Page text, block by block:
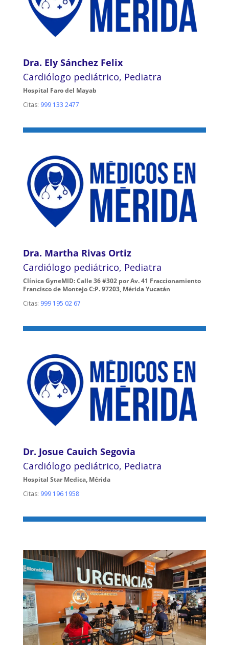
Dra. Ely Sánchez Felix
Cardiólogo pediátrico, Pediatra
Hospital Faro del Mayab
Citas: 999 133 2477
Dra. Martha Rivas Ortiz
Cardiólogo pediátrico, Pediatra
Clínica GyneMID: Calle 36 #302 por Av. 41 Fraccionamiento
Francisco de Montejo C:P. 97203, Mérida Yucatán
Citas: 999 195 02 67
Dr. Josue Cauich Segovia
Cardiólogo pediátrico, Pediatra
Hospital Star Medica, Mérida
Citas: 999 196 1958